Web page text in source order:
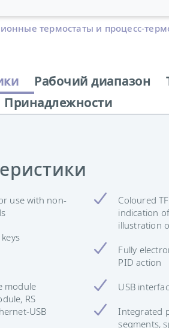
термостаты и процесс-
Рабочий диапазон
Принадлежности
use with non-
module
RS
USB
Coloured
indication
illustration
Fully
PID action
USB
Integrated
segments,